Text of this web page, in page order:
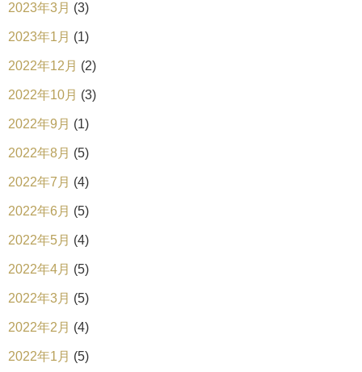
2023年3月 (3)
2023年1月 (1)
2022年12月 (2)
2022年10月 (3)
2022年9月 (1)
2022年8月 (5)
2022年7月 (4)
2022年6月 (5)
2022年5月 (4)
2022年4月 (5)
2022年3月 (5)
2022年2月 (4)
2022年1月 (5)